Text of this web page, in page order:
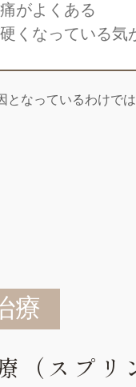
がよくある
くなっている気
なっているわけで
療
（スプリ